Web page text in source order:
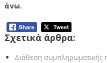
άνω.
Σχετικά άρθρα:
Διάθεση συμπληρωματικής